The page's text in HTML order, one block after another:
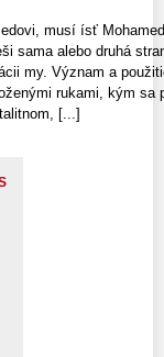
musí ísť
sama alebo druhá
my. Význam a
rukami, kým sa
[...]